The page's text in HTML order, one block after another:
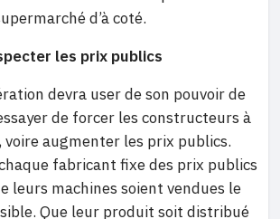
d’à coté.
les prix publics
devra user de son pouvoir de
de forcer les constructeurs à
voire augmenter les prix publics.
fabricant fixe des prix publics
leurs machines soient vendues le
Que leur produit soit distribué